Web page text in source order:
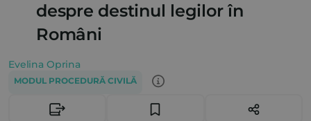
despre destinul legilor în
Români
Evelina Oprina
MODUL PROCEDURĂ CIVILĂ